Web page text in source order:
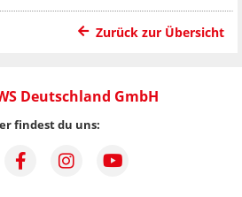
Zurück zur Übersicht
Deutschland GmbH
findest du uns: